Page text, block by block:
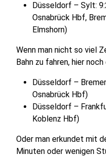
Düsseldorf – Sylt:
Osnabrück Hbf,
Elmshorn)
Wenn man nicht so viel
Bahn zu fahren, hier
Düsseldorf –
Osnabrück Hbf)
Düsseldorf –
Koblenz Hbf)
Oder man erkundet mit
Minuten oder wenigen